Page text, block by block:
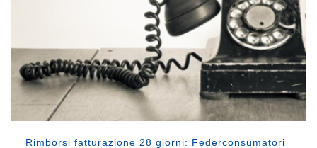
Rimborsi fatturazione 28 giorni: Federconsumatori